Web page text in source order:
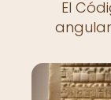
El